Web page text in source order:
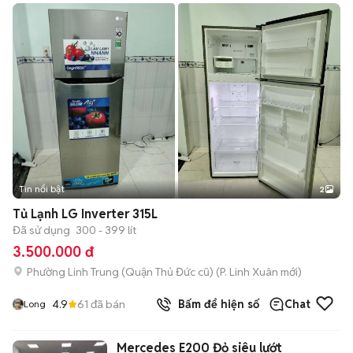
Tin nổi bật 2
Tủ Lạnh LG Inverter 315L
Đã sử dụng 300 - 399 lít
3.500.000 đ
Phường Linh Trung (Quận Thủ Đức cũ) (P. Linh Xuân mới)
Long 4.9 61 đã bán Bấm để hiện số Chat
Mercedes E200 Đỏ siêu lướt